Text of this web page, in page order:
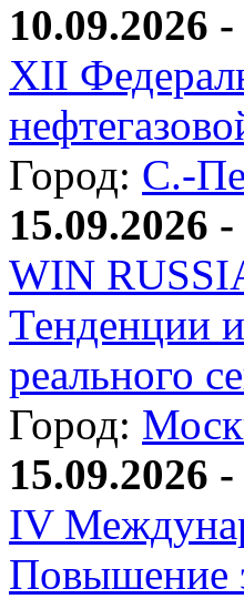
10.09.2026
XII
Город: С.-
15.09.2026
WIN
Тенденции
реального
Город:
15.09.2026
IV
Повышение